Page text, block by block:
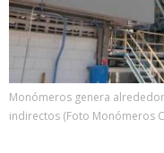
Monómeros genera
indirectos (Foto Monómeros